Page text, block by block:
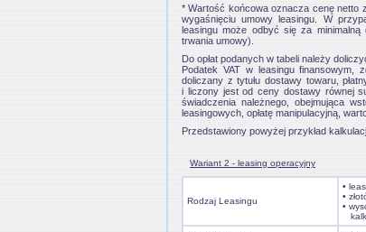
* Wartość końcowa oznacza cenę netto
wygaśnięciu umowy leasingu. W
leasingu może odbyć się za minimalną
trwania umowy).
Do opłat podanych w tabeli należy
Podatek VAT w leasingu finansowym,
doliczany z tytułu dostawy towaru,
i liczony jest od ceny dostawy równej
świadczenia należnego, obejmująca
leasingowych, opłatę manipulacyjną,
Przedstawiony powyżej przykład
Wariant 2 - leasing operacyjny
Rodzaj Leasingu
•
•
•